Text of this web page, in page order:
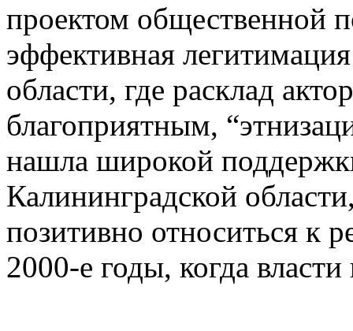
проектом общественной
эффективная
области, где расклад
благоприятным,
нашла широкой
Калининградской
позитивно относиться к
2000-е годы, когда